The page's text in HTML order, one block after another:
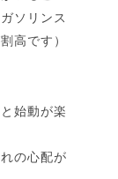
ソリンス
高です）
始動が楽
の心配が